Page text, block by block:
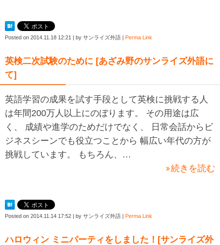
Posted on 2014.11.18 12:21 by サンライズ外語 Perma Link
英検二次試験のために [あざみ野のサンライズ外語に
て]
英語学習の成果を試す手段として英検に挑戦する人
は年間200万人以上にのぼります。 その用途は広
く、 成績や進学のためだけでなく、 日常会話からビ
ジネスシーンでも役立つことから 幅広い年代の方が
挑戦しています。 もちろん、…
続きを読む
Posted on 2014.11.14 17:52 | by サンライズ外語 | Perma Link
ハロウィン ミニパーティをしました！[サンライズ外